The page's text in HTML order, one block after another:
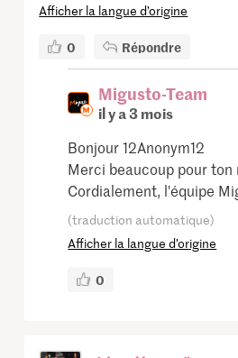
Afficher la langue d’origine
0 Répondre
Migusto-Team
il y a 3 mois
Bonjour 12Anonym12
Merci beaucoup pour ton
Cordialement, l'équipe
(traduction automatique)
Afficher la langue d’origine
0